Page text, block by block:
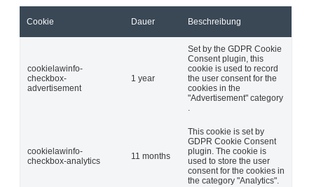
Cookie Dauer Beschreibung
cookielawinfo-
checkbox-
advertisement
1 year
Set by the GDPR Cookie
Consent plugin, this
cookie is used to record
the user consent for the
cookies in the
"Advertisement" category
.
cookielawinfo-
checkbox-analytics
11 months
This cookie is set by
GDPR Cookie Consent
plugin. The cookie is
used to store the user
consent for the cookies in
the category "Analytics".